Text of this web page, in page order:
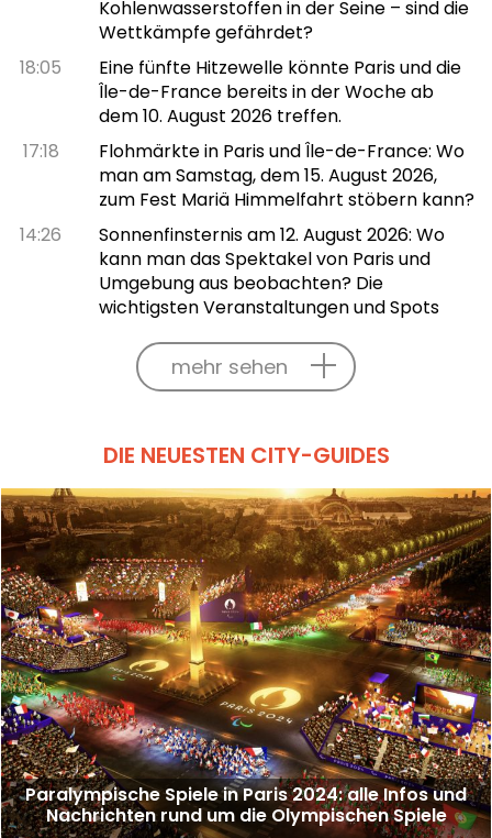
Kohlenwasserstoffen in der Seine – sind die
Wettkämpfe gefährdet?
18:05
Eine fünfte Hitzewelle könnte Paris und die
Île-de-France bereits in der Woche ab
dem 10. August 2026 treffen.
17:18
Flohmärkte in Paris und Île-de-France: Wo
man am Samstag, dem 15. August 2026,
zum Fest Mariä Himmelfahrt stöbern kann?
14:26
Sonnenfinsternis am 12. August 2026: Wo
kann man das Spektakel von Paris und
Umgebung aus beobachten? Die
wichtigsten Veranstaltungen und Spots
mehr sehen
DIE NEUESTEN CITY-GUIDES
Paralympische Spiele in Paris 2024: alle Infos und
Nachrichten rund um die Olympischen Spiele